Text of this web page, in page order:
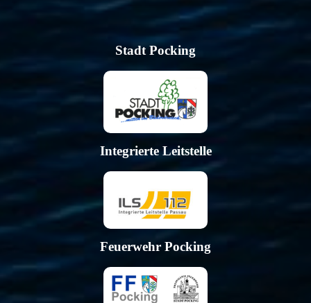
Stadt Pocking
Integrierte Leitstelle
Feuerwehr Pocking